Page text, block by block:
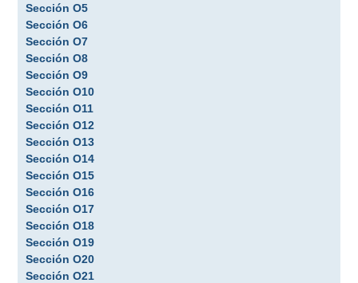
Sección O5
Sección O6
Sección O7
Sección O8
Sección O9
Sección O10
Sección O11
Sección O12
Sección O13
Sección O14
Sección O15
Sección O16
Sección O17
Sección O18
Sección O19
Sección O20
Sección O21